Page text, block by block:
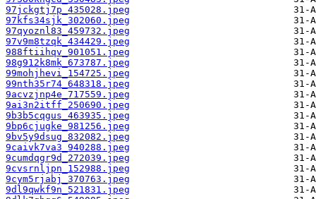
97jckgtj7p_435028.jpeg
97kfs34sjk_302060.jpeg
97qyoznl83_459732.jpeg
97v9m8tzqk_434429.jpeg
988ftiihqv_901051.jpeg
98g912k8mk_673787.jpeg
99mohjhevi_154725.jpeg
99nth35r74_648318.jpeg
9acvzjnp4e_717559.jpeg
9ai3n2itff_250690.jpeg
9b3b5cqgus_463935.jpeg
9bp6cjugke_981256.jpeg
9bv5y9dsug_832082.jpeg
9caivk7va3_940288.jpeg
9cumdqgr9d_272039.jpeg
9cvsrnljpn_152988.jpeg
9cym5rjabj_370763.jpeg
9dl9qwkf9n_521831.jpeg